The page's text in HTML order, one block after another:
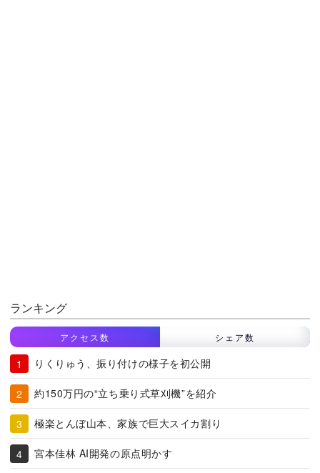
ランキング
アクセス数 シェア数
りくりゅう、振り付けの様子を初公開
約150万円の“立ち乗り式草刈機”を紹介
極楽とんぼ山本、家族で巨大スイカ割り
宮本佳林 AI開発の原点明かす